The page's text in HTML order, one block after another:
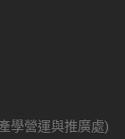
學營運與推廣處)